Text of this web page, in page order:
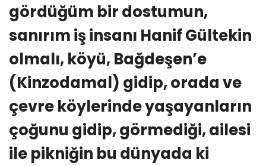
gördüğüm bir dostumun,
sanırım iş insanı Hanif Gültekin
olmalı, köyü, Bağdeşen’e
(Kinzodamal) gidip, orada ve
çevre köylerinde yaşayanların
çoğunu gidip, görmediği, ailesi
ile pikniğin bu dünyada ki